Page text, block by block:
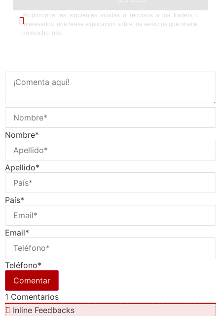
Yosemite EP
Proporciona las siguientes ayudas o recursos a los traders o
interesados: una breve explicación sobre los servicios que ofrece,
no mucho más.
Nombre*
Apellido*
País*
Email*
Teléfono*
1 Comentarios
Inline Feedbacks